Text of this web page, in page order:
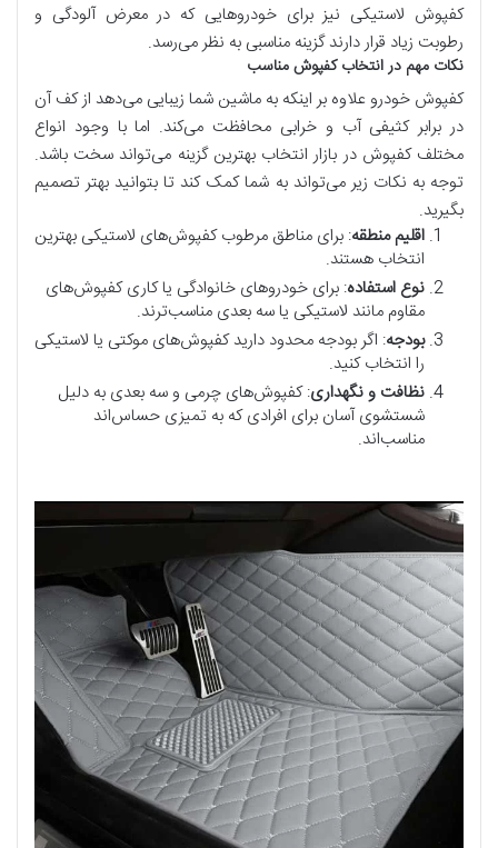
کفپوش لاستیکی نیز برای خودروهایی که در معرض آلودگی و
رطوبت زیاد قرار دارند گزینه مناسبی به نظر می‌رسد.
نکات مهم در انتخاب کفپوش مناسب
کفپوش خودرو علاوه بر اینکه به ماشین شما زیبایی می‌دهد از کف آن
در برابر کثیفی آب و خرابی محافظت می‌کند. اما با وجود انواع
مختلف کفپوش در بازار انتخاب بهترین گزینه می‌تواند سخت باشد.
توجه به نکات زیر می‌تواند به شما کمک کند تا بتوانید بهتر تصمیم
بگیرید.
اقلیم منطقه: برای مناطق مرطوب کفپوش‌های لاستیکی بهترین
انتخاب هستند.
نوع استفاده: برای خودروهای خانوادگی یا کاری کفپوش‌های
مقاوم مانند لاستیکی یا سه بعدی مناسب‌ترند.
بودجه: اگر بودجه محدود دارید کفپوش‌های موکتی یا لاستیکی
را انتخاب کنید.
نظافت و نگهداری: کفپوش‌های چرمی و سه بعدی به دلیل
شستشوی آسان برای افرادی که به تمیزی حساس‌اند
مناسب‌اند.